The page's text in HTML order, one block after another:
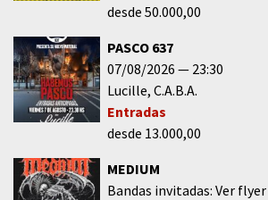
desde 50.000,00
PASCO 637
07/08/2026
23:30
Lucille C.A.B.A.
Entradas
desde 13.000,00
MEDIUM
Bandas invitadas: Ver flyer